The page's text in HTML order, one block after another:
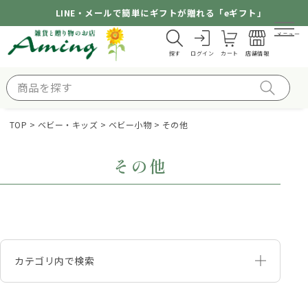
LINE・メールで簡単にギフトが贈れる「eギフト」
探す ログイン カート 店舗情報
メニュー
TOP ベビー・キッズ ベビー小物 その他
その他
カテゴリ内で検索